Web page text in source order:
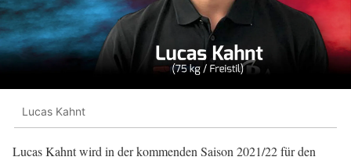
Lucas Kahnt
Lucas Kahnt wird in der kommenden Saison 2021/22 für den